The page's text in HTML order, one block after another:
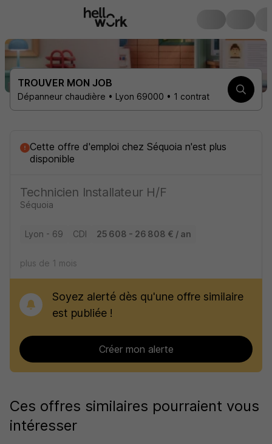
TROUVER MON JOB
Dépanneur chaudière • Lyon 69000 • 1 contrat
Cette offre d'emploi chez Séquoia n'est plus
disponible
Technicien Installateur H/F
Séquoia
Lyon - 69 CDI 25 608 - 26 808 € / an
plus de 1 mois
Soyez alerté dès qu'une offre similaire
est publiée !
Créer mon alerte
Ces offres similaires pourraient vous
intéresser